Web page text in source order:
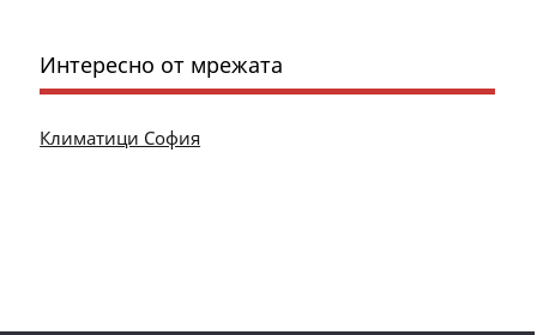
Интересно от мрежата
Климатици София